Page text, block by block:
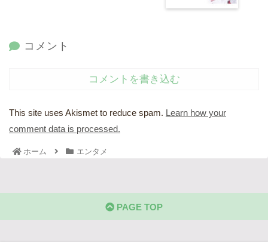
コメント
コメントを書き込む
This site uses Akismet to reduce spam. Learn how your
comment data is processed.
ホーム エンタメ
PAGE TOP